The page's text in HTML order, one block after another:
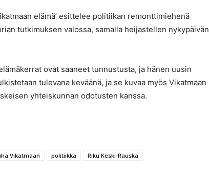
elämä’ esittelee politiikan remonttimiehenä
tutkimuksen valossa, samalla heijastellen nykypäivän
ovat saaneet tunnustusta, ja hänen uusin
tulevana keväänä, ja se kuvaa myös Vikatmaan
yhteiskunnan odotusten kanssa.
Vikatmaan politiikka Riku Keski-Rauska